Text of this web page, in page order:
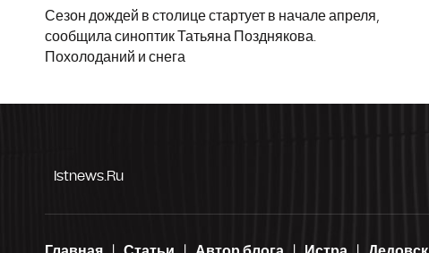
Сезон дождей в столице стартует в начале апреля,
сообщила синоптик Татьяна Позднякова.
Похолоданий и снега
Istnews.ru